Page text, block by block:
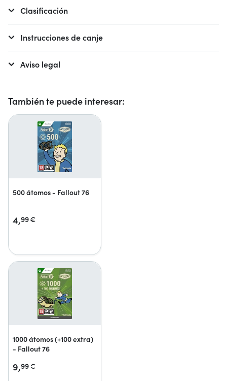
También te puede interesar:
500 átomos - Fallout 76
4,99€
1000 átomos (+100 extra)
- Fallout 76
9,99€
Clasificación
Instrucciones de canje
Aviso legal